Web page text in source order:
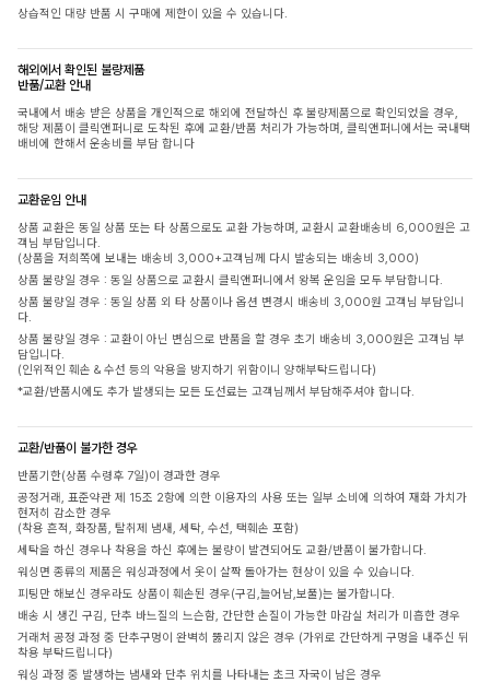
상습적인 대량 반품 시 구매에 제한이 있을 수 있습니다.
해외에서 확인된 불량제품
반품/교환 안내
국내에서 배송 받은 상품을 개인적으로 해외에 전달하신 후 불량제품으로 확인되었을 경우,
해당 제품이 클릭앤퍼니로 도착된 후에 교환/반품 처리가 가능하며, 클릭앤퍼니에서는 국내택
배비에 한해서 운송비를 부담 합니다
교환운임 안내
상품 교환은 동일 상품 또는 타 상품으로도 교환 가능하며, 교환시 교환배송비 6,000원은 고
객님 부담입니다.
(상품을 저희쪽에 보내는 배송비 3,000+고객님께 다시 발송되는 배송비 3,000)
상품 불량일 경우 : 동일 상품으로 교환시 클릭앤퍼니에서 왕복 운임을 모두 부담합니다.
상품 불량일 경우 : 동일 상품 외 타 상품이나 옵션 변경시 배송비 3,000원 고객님 부담입니
다.
상품 불량일 경우 : 교환이 아닌 변심으로 반품을 할 경우 초기 배송비 3,000원은 고객님 부
담입니다.
(인위적인 훼손 & 수선 등의 악용을 방지하기 위함이니 양해부탁드립니다)
*교환/반품시에도 추가 발생되는 모든 도선료는 고객님께서 부담해주셔야 합니다.
교환/반품이 불가한 경우
반품기한(상품 수령후 7일)이 경과한 경우
공정거래, 표준약관 제 15조 2항에 의한 이용자의 사용 또는 일부 소비에 의하여 재화 가치가
현저히 감소한 경우
(착용 흔적, 화장품, 탈취제 냄새, 세탁, 수선, 택훼손 포함)
세탁을 하신 경우나 착용을 하신 후에는 불량이 발견되어도 교환/반품이 불가합니다.
워싱면 종류의 제품은 워싱과정에서 옷이 살짝 돌아가는 현상이 있을 수 있습니다.
피팅만 해보신 경우라도 상품이 훼손된 경우(구김,늘어남,보풀)는 불가합니다.
배송 시 생긴 구김, 단추 바느질의 느슨함, 간단한 손질이 가능한 마감실 처리가 미흡한 경우
거래처 공정 과정 중 단추구멍이 완벽히 뚫리지 않은 경우 (가위로 간단하게 구멍을 내주신 뒤
착용 부탁드립니다)
워싱 과정 중 발생하는 냄새와 단추 위치를 나타내는 초크 자국이 남은 경우